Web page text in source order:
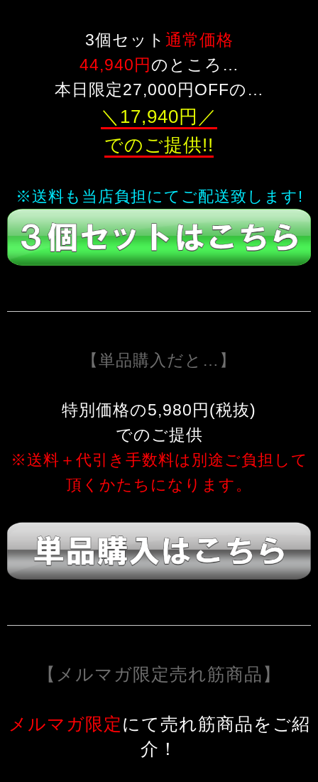
3個セット 通常価格
44,940円のところ…
本日限定27,000円OFFの…
＼17,940円／
でのご提供!!
※送料も当店負担にてご配送致します!
【単品購入だと…】
特別価格の5,980円(税抜)
でのご提供
※送料＋代引き手数料は別途ご負担して
頂くかたちになります。
【メルマガ限定売れ筋商品】
メルマガ限定にて売れ筋商品をご紹
介！